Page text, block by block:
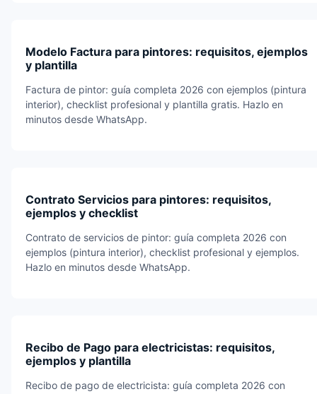
Modelo Factura para pintores: requisitos, ejemplos
y plantilla
Factura de pintor: guía completa 2026 con ejemplos (pintura
interior), checklist profesional y plantilla gratis. Hazlo en
minutos desde WhatsApp.
Contrato Servicios para pintores: requisitos,
ejemplos y checklist
Contrato de servicios de pintor: guía completa 2026 con
ejemplos (pintura interior), checklist profesional y ejemplos.
Hazlo en minutos desde WhatsApp.
Recibo de Pago para electricistas: requisitos,
ejemplos y plantilla
Recibo de pago de electricista: guía completa 2026 con